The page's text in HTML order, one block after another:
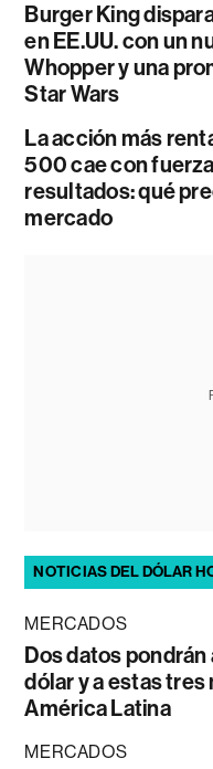
Burger King
en EE.UU. con un
Whopper y una
Star Wars
La acción más
500 cae con
resultados: qué
mercado
NOTICIAS DEL DÓLAR
MERCADOS
Dos datos pondrán
dólar y a estas tres
América Latina
MERCADOS